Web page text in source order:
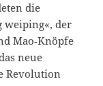
die
weiping«, der
Mao‑Knöpfe
neue
Revolution